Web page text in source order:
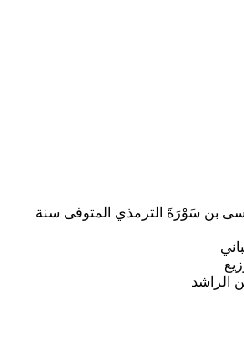
بن سَوْرَةَ الترمذي المتوفى سنة
الراشد